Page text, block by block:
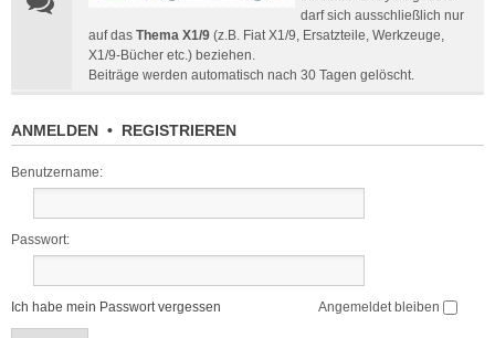
darf sich ausschließlich nur
auf das Thema X1/9 (z.B. Fiat X1/9, Ersatzteile, Werkzeuge,
X1/9-Bücher etc.) beziehen.
Beiträge werden automatisch nach 30 Tagen gelöscht.
ANMELDEN • REGISTRIEREN
Benutzername:
Passwort:
Ich habe mein Passwort vergessen Angemeldet bleiben